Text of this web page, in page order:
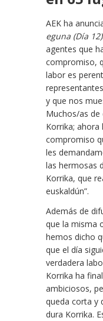
AEK ha
eguna (Día 12):
agentes que
compromiso,
labor es
y que nos
Muchos/as
Korrika; ahora
compromiso
les
las hermosas
Korrika, que
euskaldún”.
Además de
que la misma
hemos dicho
que el día
verdadera
Korrika ha
ambiciosos,
queda corta y
dura Korrika.